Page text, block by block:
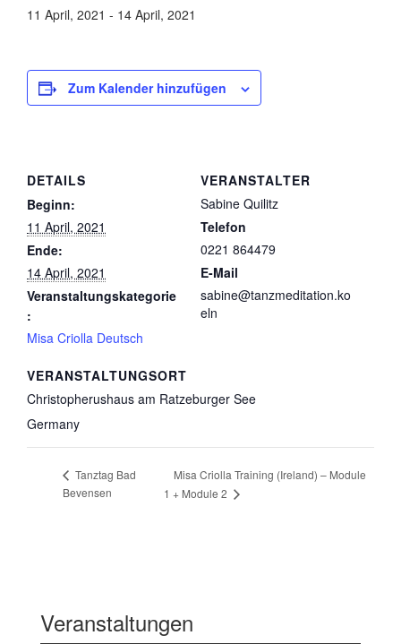
11 April, 2021 - 14 April, 2021
Zum Kalender hinzufügen
DETAILS
Beginn:
11 April, 2021
Ende:
14 April, 2021
Veranstaltungskategorie
:
Misa Criolla Deutsch
VERANSTALTUNGSORT
Christopherushaus am Ratzeburger See
Germany
VERANSTALTER
Sabine Quilitz
Telefon
0221 864479
E-Mail
sabine@tanzmeditation.ko
eln
Tanztag Bad
Bevensen
Misa Criolla Training (Ireland) – Module
1 + Module 2
Veranstaltungen